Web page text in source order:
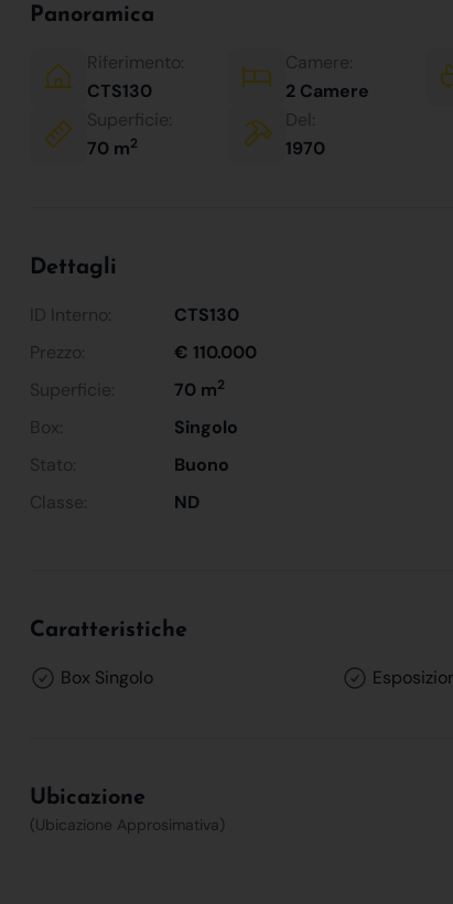
Panoramica
Riferimento:
CTS130
Camere:
2 Camere
Superficie:
70 m2
Del:
1970
Dettagli
ID Interno: CTS130
Prezzo:
€ 110.000
Superficie:
70 m2
Box:
Singolo
Stato:
Buono
Classe:
ND
Caratteristiche
Box Singolo
Ubicazione
(Ubicazione Approsimativa)